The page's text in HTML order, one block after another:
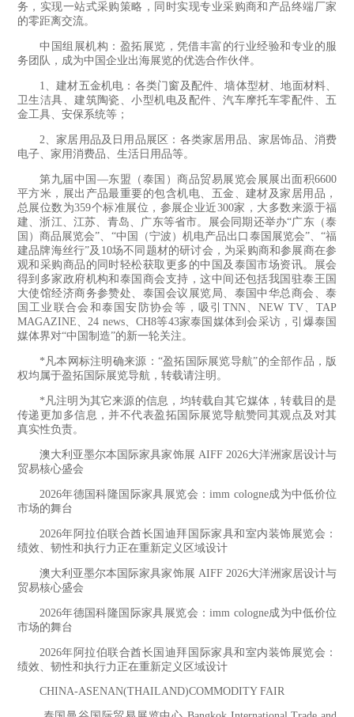
务，实现一站式采购策略，同时实现专业采购商和产品终端厂家
的零距离交流。
中国组展机构：盈拓展览，凭借丰富的行业经验和专业的服
务团队，成为中国企业出海展览的优选合作伙伴。
1、建材五金机电：各类门窗及配件、墙体型材、地面材料、
卫生洁具、建筑陶瓷、小型机电及配件、汽车摩托车零配件、五
金工具、安保系统等；
2、家居用品及日用品展区：各类家居用品、家居饰品、消费
电子、家用消费品、生活日用品等。
第九届中国—东盟（泰国）商品贸易展览会展展出面积6600
平方米，展出产品最重要的包含机电、五金、建材及家居用品，
总展位数为359个标准展位，参展企业近300家，大多数来源于福
建、浙江、江苏、青岛、广东等省市。展会同期还举办“广东（泰
国）商品展览会”、“中国（宁波）机电产品出口泰国展览会”、“福
建品牌海丝行”及10场不同题材的研讨会，为采购商和参展商在参
观和采购商品的同时轻松获取更多的中国及泰国市场资讯。展会
得到多家政府机构和泰国商会支持，这中间还包括我国驻泰王国
大使馆经济商务参赞处、泰国会议展览局、泰国中华总商会、泰
国工业联合会和泰国安防协会等，吸引TNN、NEW TV、TAP
MAGAZINE、24 news、CH8等43家泰国媒体到会采访，引爆泰国
媒体界对“中国制造”的新一轮关注。
*凡本网标注明确来源：“盈拓国际展览导航”的全部作品，版
权均属于盈拓国际展览导航，转载请注明。
*凡注明为其它来源的信息，均转载自其它媒体，转载目的是
传递更加多信息，并不代表盈拓国际展览导航赞同其观点及对其
真实性负责。
澳大利亚墨尔本国际家具家饰展 AIFF 2026大洋洲家居设计与
贸易核心盛会
2026年德国科隆国际家具展览会：imm cologne成为中低价位
市场的舞台
2026年阿拉伯联合酋长国迪拜国际家具和室内装饰展览会：
绩效、韧性和执行力正在重新定义区域设计
澳大利亚墨尔本国际家具家饰展 AIFF 2026大洋洲家居设计与
贸易核心盛会
2026年德国科隆国际家具展览会：imm cologne成为中低价位
市场的舞台
2026年阿拉伯联合酋长国迪拜国际家具和室内装饰展览会：
绩效、韧性和执行力正在重新定义区域设计
CHINA-ASENAN(THAILAND)COMMODITY FAIR